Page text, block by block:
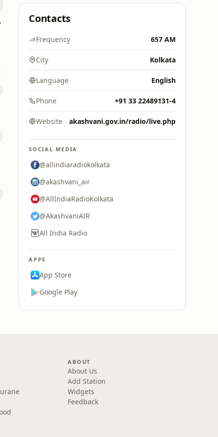
Contacts
Frequency 657 AM
City Kolkata
Language English
Phone +91 33 22489131-4
Website akashvani.gov.in/radio/live.php
SOCIAL MEDIA
@allindiaradiokolkata
@akashvani_air
@AllIndiaRadioKolkata
@AkashvaniAIR
All India Radio
APPS
App Store
Google Play
ABOUT
About Us
Add Station
Widgets
Feedback